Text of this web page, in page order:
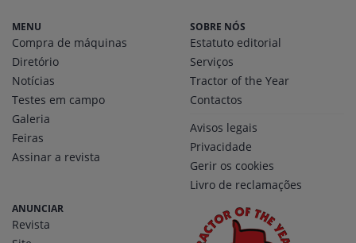
MENU
Compra de máquinas
Diretório
Notícias
Testes em campo
Galeria
Feiras
Assinar a revista
SOBRE NÓS
Estatuto editorial
Serviços
Tractor of the Year
Contactos
Avisos legais
Privacidade
Gerir os cookies
Livro de reclamações
ANUNCIAR
Revista